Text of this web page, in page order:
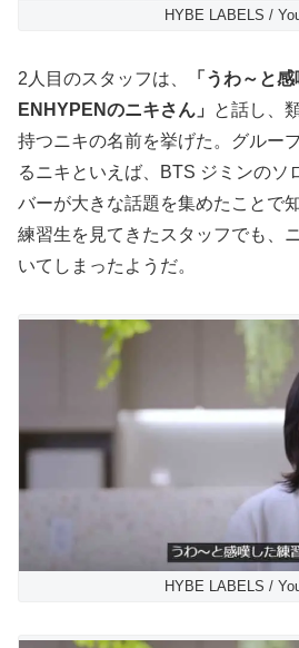
HYBE LABELS /
2人目のスタッフは、
「うわ～と
ENHYPENのニキさん」
と話し、
持つニキの名前を挙げた。グルー
るニキといえば、BTS ジミンのソ
バーが大きな話題を集めたことで
練習生を見てきたスタッフでも、
いてしまったようだ。
HYBE LABELS /